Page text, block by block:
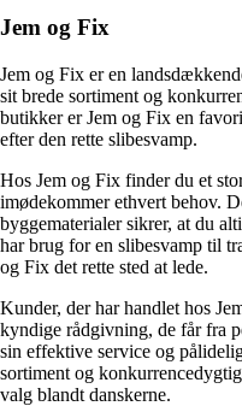
Jem og Fix
Jem og Fix er en
sit brede sortiment og
butikker er Jem og Fix en
efter den rette slibesvamp.
Hos Jem og Fix finder du et
imødekommer ethvert behov.
byggematerialer sikrer, at du
har brug for en slibesvamp til
og Fix det rette sted at lede.
Kunder, der har handlet hos
kyndige rådgivning, de får fra
sin effektive service og
sortiment og
valg blandt danskerne.